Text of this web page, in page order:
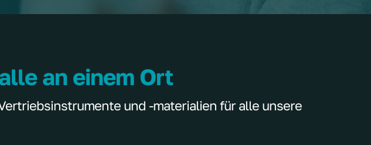
an einem Ort
und -materialien für alle unsere